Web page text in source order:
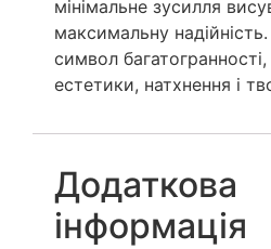
мінімальне зусилля
максимальну
символ
естетики, натхнення і
Додаткова
інформація